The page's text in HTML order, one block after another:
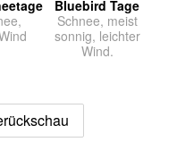
Bluebird Tage
Schnee, meist
sonnig, leichter
Wind.